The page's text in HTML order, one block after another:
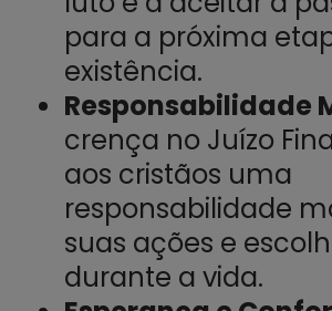
para a próxima
existência.
Responsabilidade
crença no Juízo
aos cristãos uma
responsabilidade
suas ações e
durante a vida.